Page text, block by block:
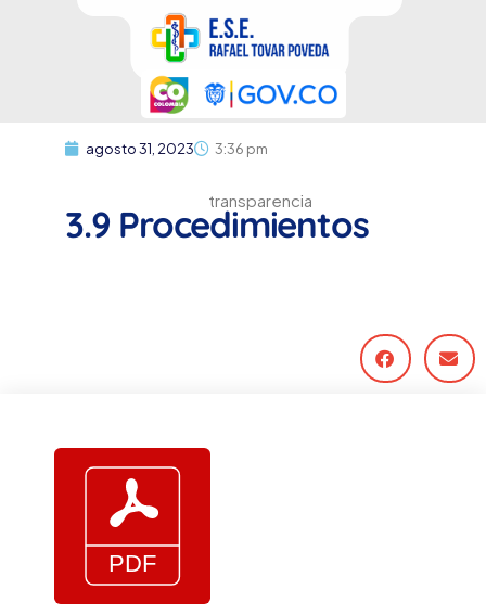
agosto 31, 2023 3:36 pm
transparencia
3.9 Procedimientos